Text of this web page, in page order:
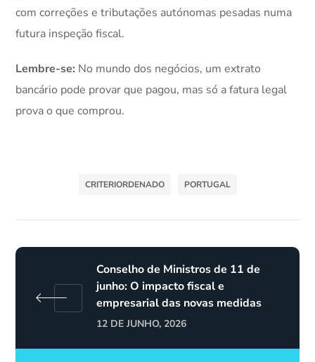
com correções e tributações autónomas pesadas numa
futura inspeção fiscal.
Lembre-se: No mundo dos negócios, um extrato
bancário pode provar que pagou, mas só a fatura legal
prova o que comprou.
CRITERIORDENADO PORTUGAL
Conselho de Ministros de 11 de
junho: O impacto fiscal e
empresarial das novas medidas
12 DE JUNHO, 2026